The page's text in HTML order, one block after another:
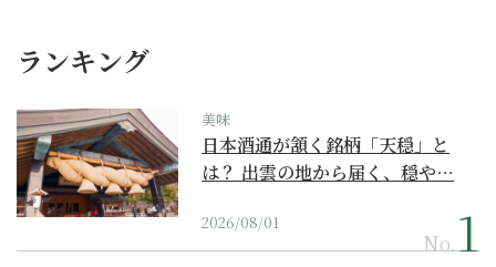
ランキング
美味
日本酒通が頷く銘柄「天穏」と
は？ 出雲の地から届く、穏や…
2026/08/01
No.